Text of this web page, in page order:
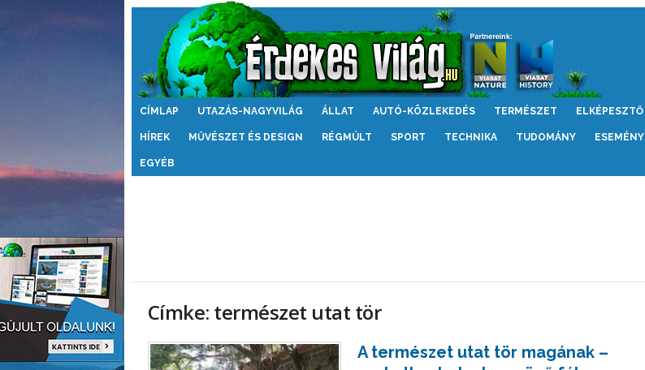
Érdekes
CÍMLAP UTAZÁS-NAGYVILÁG ÁLLAT AUTÓ-KÖZLEKEDÉS TERMÉSZET ELKÉPESZTŐ
HÍREK MŰVÉSZET ÉS DESIGN RÉGMÚLT SPORT TECHNIKA TUDOMÁNY ESEMÉNY
EGYÉB
Címke: természet utat tör
A természet utat tör magának –